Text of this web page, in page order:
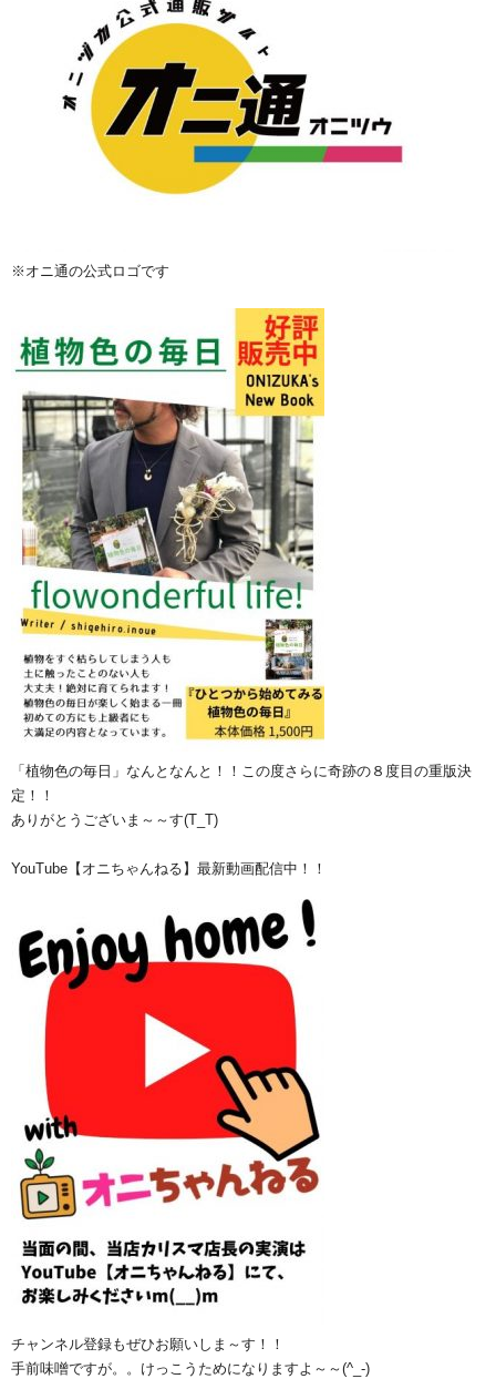
※オニ通の公式ロゴです
「植物色の毎日」なんとなんと！！この度さらに奇跡の８度目の重版決
定！！
ありがとうございま～～す(T_T)
YouTube【オニちゃんねる】最新動画配信中！！
チャンネル登録もぜひお願いしま～す！！
手前味噌ですが。。けっこうためになりますよ～～(^_-)